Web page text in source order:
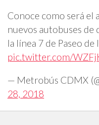
Conoce como será el
nuevos autobuses
la línea 7 de Paseo de
pic.twitter.com/
— Metrobús CDMX
28, 2018